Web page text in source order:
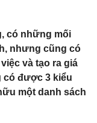
có những mối
nhưng cũng có
và tạo ra giá
có được 3 kiểu
một danh sách